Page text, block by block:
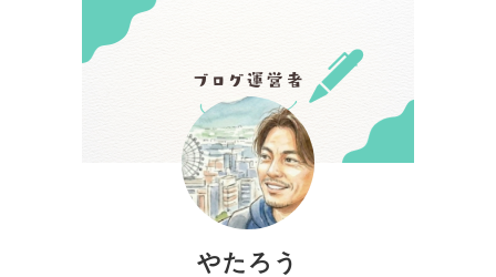
やたろう